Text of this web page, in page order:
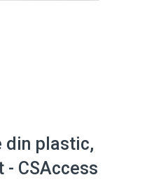
din plastic,
- CSAccess